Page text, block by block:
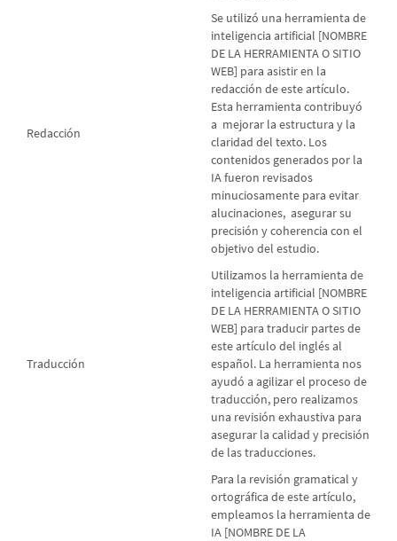
Redacción
Se utilizó una herramienta de
inteligencia artificial [NOMBRE
DE LA HERRAMIENTA O SITIO
WEB] para asistir en la
redacción de este artículo.
Esta herramienta contribuyó
a mejorar la estructura y la
claridad del texto. Los
contenidos generados por la
IA fueron revisados
minuciosamente para evitar
alucinaciones, asegurar su
precisión y coherencia con el
objetivo del estudio.
Traducción
Utilizamos la herramienta de
inteligencia artificial [NOMBRE
DE LA HERRAMIENTA O SITIO
WEB] para traducir partes de
este artículo del inglés al
español. La herramienta nos
ayudó a agilizar el proceso de
traducción, pero realizamos
una revisión exhaustiva para
asegurar la calidad y precisión
de las traducciones.
Para la revisión gramatical y
ortográfica de este artículo,
empleamos la herramienta de
IA [NOMBRE DE LA